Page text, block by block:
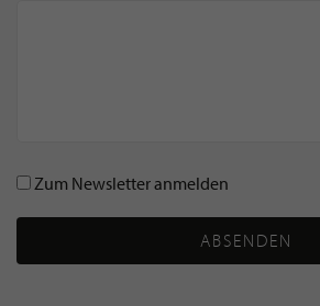
Zum Newsletter anmelden
ABSENDEN